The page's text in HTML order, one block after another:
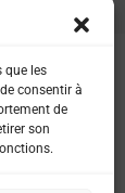
que les
consentir à
de
son